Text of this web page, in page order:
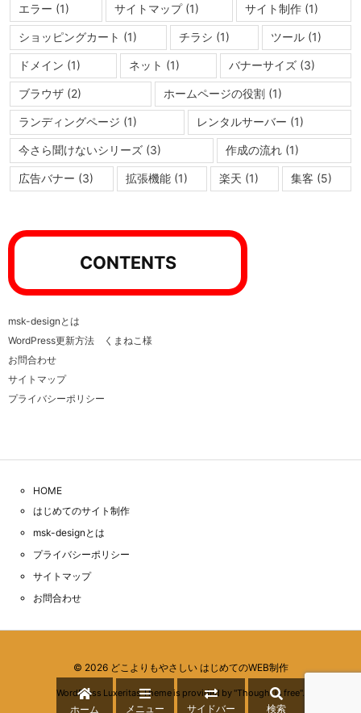
エラー (1) サイトマップ(1) サイト制作(1)
ショッピングカート (1) チラシ (1) ツール (1)
ドメイン (1) ネット (1) バナーサイズ(3)
ブラウザ (2) ホームページの役割(1)
ランディングページ (1) レンタルサーバー (1)
今さら聞けないシリーズ (3) 作成の流れ (1)
広告バナー (3) 拡張機能(1) 楽天 (1) 集客 (5)
CONTENTS
msk-designとは
WordPress更新方法 くまねこ様
お問合わせ
サイトマップ
プライバシーポリシー
HOME
はじめてのサイト制作
msk-designとは
プライバシーポリシー
サイトマップ
お問合わせ
© 2026 どこよりもやさしい はじめてのWEB制作
WordPress Luxeritas Theme is provided by "Thought is free".
ホーム メニュー サイドバー 検索